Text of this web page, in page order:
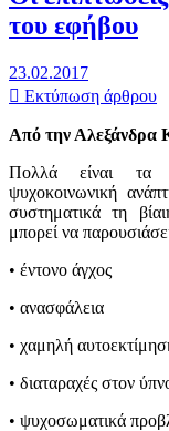
του εφήβου
23.02.2017
Εκτύπωση άρθρου
Από την Αλεξάνδρα
Πολλά είναι τα
ψυχοκοινωνική
συστηματικά τη
μπορεί να
• έντονο άγχος
• ανασφάλεια
• χαμηλή
• διαταραχές στον
• ψυχοσωματικά